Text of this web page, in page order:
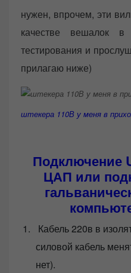
нужен, впрочем, эти
качестве вешалок
тестирования и
прилагаю ниже)
штекера 110В у меня в
Подключение
ЦАП или
Кабель 220в в
силовой кабель
нет).